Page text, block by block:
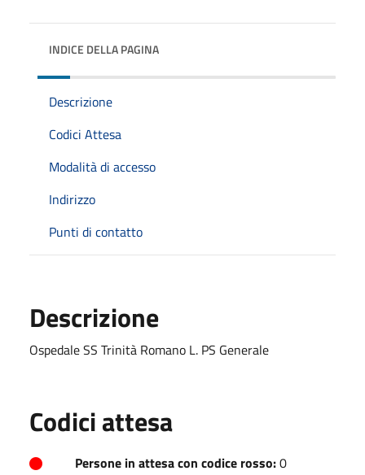
INDICE DELLA PAGINA
Descrizione
Codici Attesa
Modalità di accesso
Indirizzo
Punti di contatto
Descrizione
Ospedale SS Trinità Romano L. PS Generale
Codici attesa
Persone in attesa con codice rosso:0